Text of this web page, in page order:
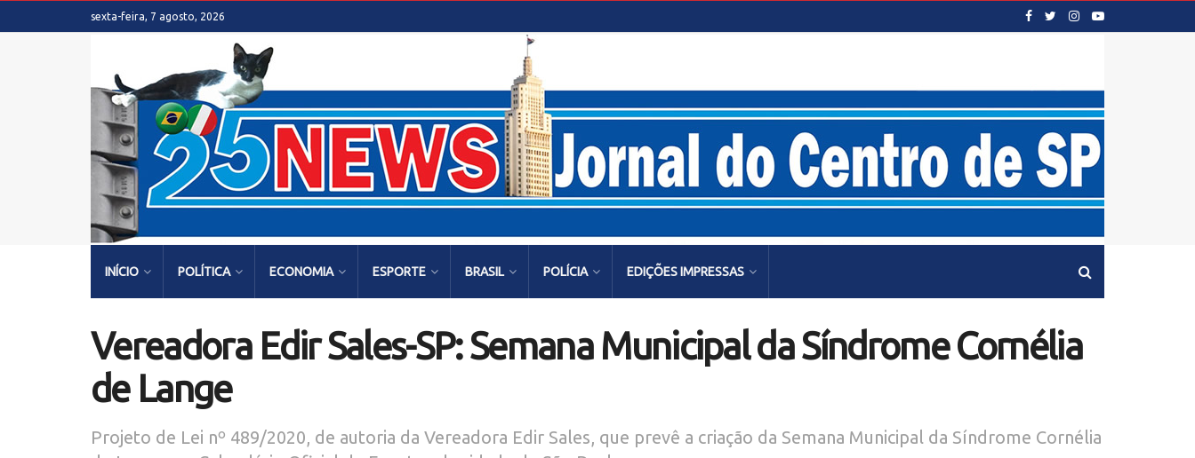
sexta-feira, 7 agosto, 2026
INÍCIO POLÍTICA ECONOMIA ESPORTE BRASIL POLÍCIA EDIÇÕES IMPRESSAS
Vereadora Edir Sales-SP: Semana Municipal da Síndrome Cornélia
de Lange
Projeto de Lei nº 489/2020, de autoria da Vereadora Edir Sales, que prevê a criação da Semana Municipal da Síndrome Cornélia